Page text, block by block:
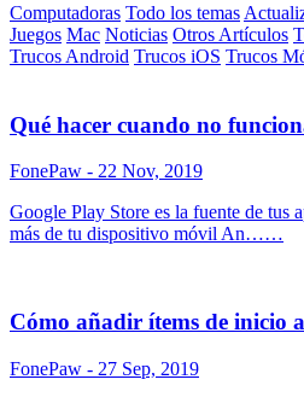
Computadoras Todo los temas
Juegos Mac Noticias Otros Artículos
Trucos Android Trucos iOS Trucos
Qué hacer cuando no
FonePaw - 22 Nov, 2019
Google Play Store es la fuente de tus
más de tu dispositivo móvil An……
Cómo añadir ítems de inicio
FonePaw - 27 Sep, 2019